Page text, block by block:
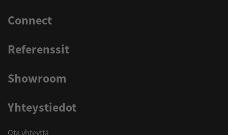
Connect
Referenssit
Showroom
Yhteystiedot